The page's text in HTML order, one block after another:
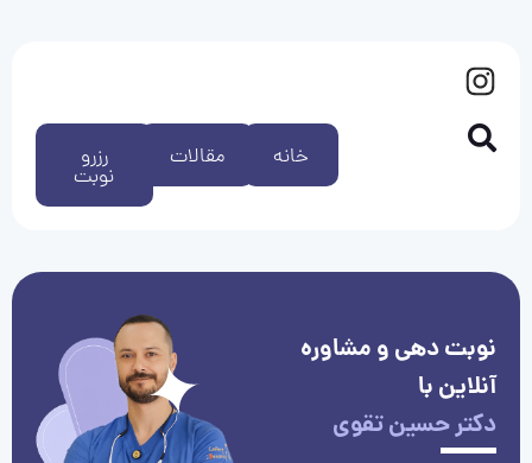
رزرو
نوبت
مقالات خانه
نوبت دهی و مشاوره
آنلاین با
دکتر حسین تقوی